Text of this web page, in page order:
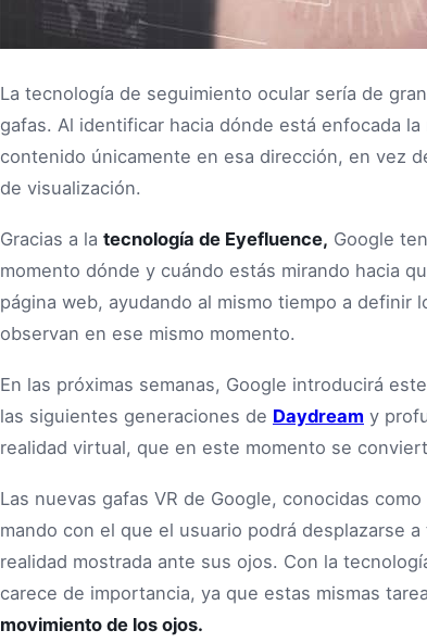
La tecnología de seguimiento ocular sería de
gafas. Al identificar hacia dónde está enfocada
contenido únicamente en esa dirección, en vez
de visualización.
Gracias a la tecnología de Eyefluence, Google
momento dónde y cuándo estás mirando hacia
página web, ayudando al mismo tiempo a definir
observan en ese mismo momento.
En las próximas semanas, Google introducirá
las siguientes generaciones de Daydream y
realidad virtual, que en este momento se
Las nuevas gafas VR de Google, conocidas como
mando con el que el usuario podrá desplazarse
realidad mostrada ante sus ojos. Con la
carece de importancia, ya que estas mismas
movimiento de los ojos.